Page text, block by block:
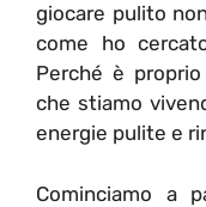
giocare pulito
come ho
Perché è
che stiamo
energie pulite e
Cominciamo a